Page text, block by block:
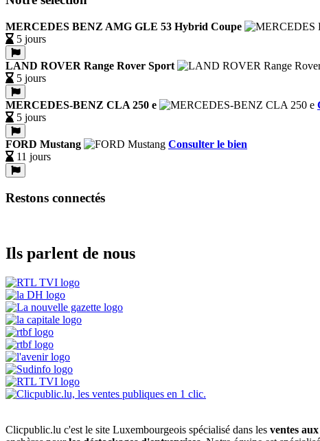
MERCEDES BENZ AMG GLE 53 Hybrid Coupe
5 jours
LAND ROVER Range Rover Sport
5 jours
MERCEDES-BENZ CLA 250 e
5 jours
FORD Mustang
Consulter le bien
11 jours
Restons connectés
Ils parlent de nous
Clicpublic.lu c'est le site Luxembourgeois spécialisé dans les ventes